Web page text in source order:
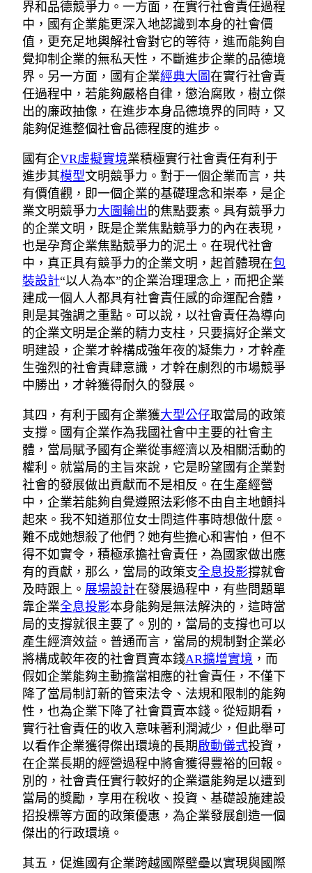
界和品德競爭力。一方面，在實行社會責任過程
中，國有企業能更深入地認識到本身的社會價
值，更充足地輿解社會對它的等待，進而能夠自
覺抑制企業的無私天性，不斷進步企業的品德境
界。另一方面，國有企業經典大圖在實行社會責
任過程中，若能夠嚴格自律，懲治腐敗，樹立傑
出的廉政抽像，在進步本身品德境界的同時，又
能夠促進整個社會品德程度的進步。
國有企VR虛擬實境業積極實行社會責任有利于
進步其模型文明競爭力。對于一個企業而言，共
有價值觀，即一個企業的基礎理念和崇奉，是企
業文明競爭力大圖輸出的焦點要素。具有競爭力
的企業文明，既是企業焦點競爭力的內在表現，
也是孕育企業焦點競爭力的泥土。在現代社會
中，真正具有競爭力的企業文明，起首體現在包
裝設計“以人為本”的企業治理理念上，而把企業
建成一個人人都具有社會責任感的命運配合體，
則是其強調之重點。可以說，以社會責任為導向
的企業文明是企業的精力支柱，只要搞好企業文
明建設，企業才幹構成強年夜的凝集力，才幹產
生強烈的社會責肆意識，才幹在劇烈的市場競爭
中勝出，才幹獲得耐久的發展。
其四，有利于國有企業獲大型公仔取當局的政策
支撐。國有企業作為我國社會中主要的社會主
體，當局賦予國有企業從事經濟以及相關活動的
權利。就當局的主旨來說，它是盼望國有企業對
社會的發展做出貢獻而不是相反。在生產經營
中，企業若能夠自覺遵照法彩修不由自主地顫抖
起來。我不知道那位女士問這件事時想做什麼。
難不成她想殺了他們？她有些擔心和害怕，但不
得不如實令，積極承擔社會責任，為國家做出應
有的貢獻，那么，當局的政策支全息投影撐就會
及時跟上。 展場設計在發展過程中，有些問題單
靠企業全息投影本身能夠是無法解決的，這時當
局的支撐就很主要了。別的，當局的支撐也可以
產生經濟效益。普通而言，當局的規制對企業必
將構成較年夜的社會買賣本錢AR擴增實境 ，而
假如企業能夠主動擔當相應的社會責任，不僅下
降了當局制訂新的管束法令、法規和限制的能夠
性，也為企業下降了社會買賣本錢。從短期看，
實行社會責任的收入意味著利潤減少，但此舉可
以看作企業獲得傑出環境的長期啟動儀式投資，
在企業長期的經營過程中將會獲得豐裕的回報。
別的，社會責任實行較好的企業還能夠是以遭到
當局的獎勵，享用在稅收、投資、基礎設施建設
招投標等方面的政策優惠，為企業發展創造一個
傑出的行政環境。
其五，促進國有企業跨越國際壁壘以實現與國際